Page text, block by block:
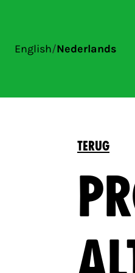
English/Nederlands
TERUG